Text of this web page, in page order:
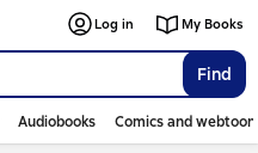
Find
Log in My Books
Audiobooks Comics and